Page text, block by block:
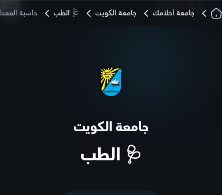
جامعة أحلامك جامعة الكويت 🩺 الطب حاسبة
جامعة الكويت
🩺 الطب